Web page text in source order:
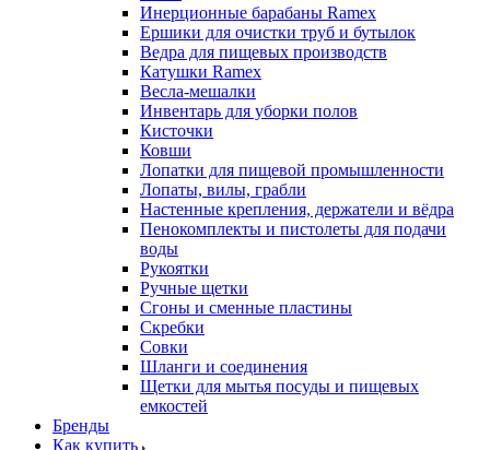
Инерционные барабаны Ramex
Ершики для очистки труб и бутылок
Ведра для пищевых производств
Катушки Ramex
Весла-мешалки
Инвентарь для уборки полов
Кисточки
Ковши
Лопатки для пищевой промышленности
Лопаты, вилы, грабли
Настенные крепления, держатели и вёдра
Пенокомплекты и пистолеты для подачи
воды
Рукоятки
Ручные щетки
Сгоны и сменные пластины
Скребки
Совки
Шланги и соединения
Щетки для мытья посуды и пищевых
емкостей
Бренды
Как купить